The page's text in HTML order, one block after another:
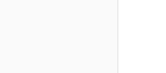
Cass